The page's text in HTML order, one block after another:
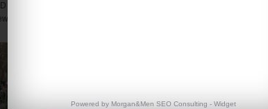
Gibt es was besseres? Ganz perfekt wäre es natürlich gewesen, wenn
wäre. Aber als Kreativer ist er, wie so oft, auf Achse.
Powered by Morgan&Men SEO Consulting - Widget